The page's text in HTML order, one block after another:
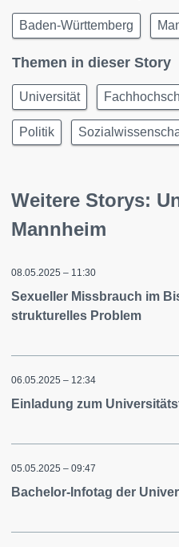
Baden-Württemberg
Themen in dieser Story
Universität
Politik
Weitere Storys:
Mannheim
08.05.2025 – 11:30
Sexueller Missbrauch im
strukturelles Problem
06.05.2025 – 12:34
Einladung zum
05.05.2025 – 09:47
Bachelor-Infotag der